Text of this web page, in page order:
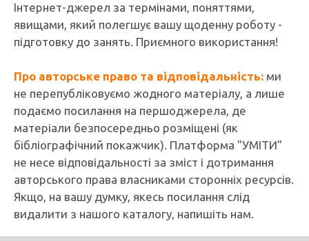
Інтернет-джерел за термінами, поняттями,
явищами, який полегшує вашу щоденну роботу -
підготовку до занять. Приємного використання!
Про авторське право та відповідальність: ми
не перепубліковуємо жодного матеріалу, а лише
подаємо посилання на першоджерела, де
матеріали безпосередньо розміщені (як
бібліографічний покажчик). Платформа "УМІТИ"
не несе відповідальності за зміст і дотримання
авторського права власниками сторонніх ресурсів.
Якщо, на вашу думку, якесь посилання слід
видалити з нашого каталогу, напишіть нам.